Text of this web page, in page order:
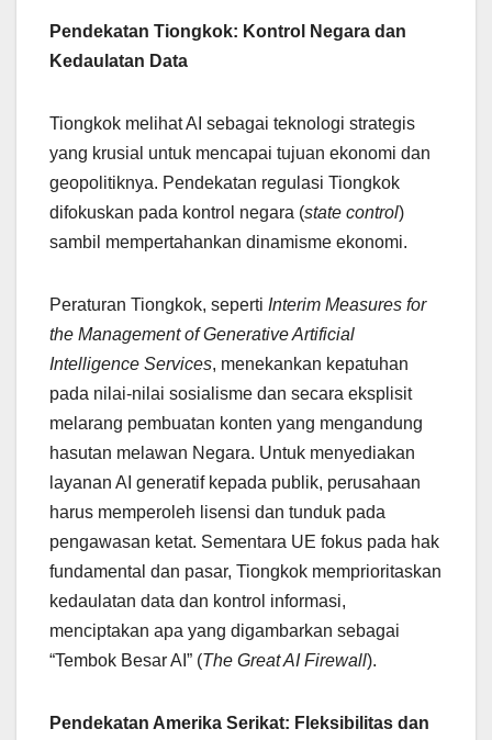
Pendekatan Tiongkok: Kontrol Negara dan
Kedaulatan Data
Tiongkok melihat AI sebagai teknologi strategis
yang krusial untuk mencapai tujuan ekonomi dan
geopolitiknya. Pendekatan regulasi Tiongkok
difokuskan pada kontrol negara (state control)
sambil mempertahankan dinamisme ekonomi.
Peraturan Tiongkok, seperti Interim Measures for
the Management of Generative Artificial
Intelligence Services, menekankan kepatuhan
pada nilai-nilai sosialisme dan secara eksplisit
melarang pembuatan konten yang mengandung
hasutan melawan Negara. Untuk menyediakan
layanan AI generatif kepada publik, perusahaan
harus memperoleh lisensi dan tunduk pada
pengawasan ketat. Sementara UE fokus pada hak
fundamental dan pasar, Tiongkok memprioritaskan
kedaulatan data dan kontrol informasi,
menciptakan apa yang digambarkan sebagai
“Tembok Besar AI” (The Great AI Firewall).
Pendekatan Amerika Serikat: Fleksibilitas dan